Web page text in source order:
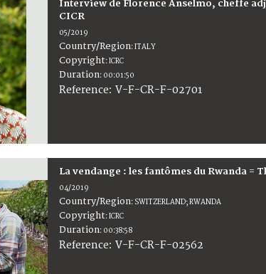
Interview de Florence Anselmo, cheffe
CICR
05/2019
Country/Region:ITALY
Copyright:ICRC
Duration: 00:01:50
Reference:V-F-CR-F-02701
La vendange : les fantômes du Rwanda =
04/2019
Country/Region: SWITZERLAND; RWANDA
Copyright:ICRC
Duration: 00:38:58
Reference:V-F-CR-F-02562